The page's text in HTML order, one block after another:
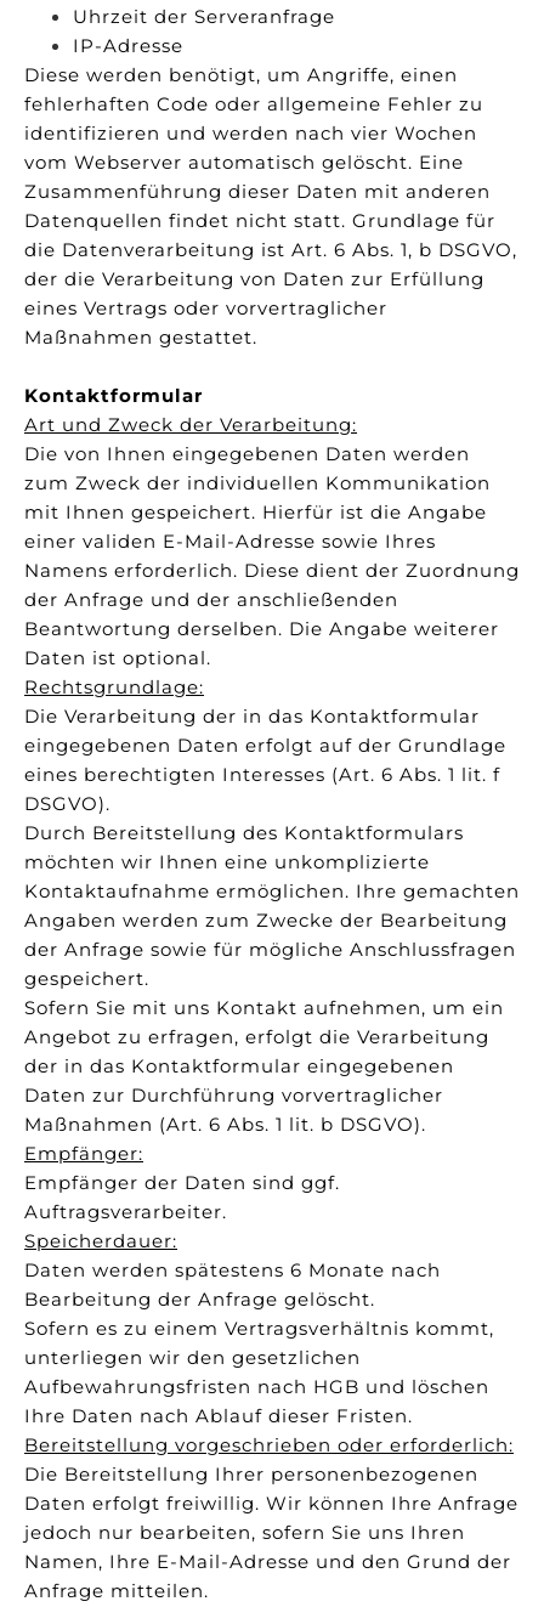
Uhrzeit der Serveranfrage
IP-Adresse
Diese werden benötigt, um Angriffe, einen
fehlerhaften Code oder allgemeine Fehler zu
identifizieren und werden nach vier Wochen
vom Webserver automatisch gelöscht. Eine
Zusammenführung dieser Daten mit anderen
Datenquellen findet nicht statt. Grundlage für
die Datenverarbeitung ist Art. 6 Abs. 1, b DSGVO,
der die Verarbeitung von Daten zur Erfüllung
eines Vertrags oder vorvertraglicher
Maßnahmen gestattet.
Kontaktformular
Art und Zweck der Verarbeitung:
Die von Ihnen eingegebenen Daten werden
zum Zweck der individuellen Kommunikation
mit Ihnen gespeichert. Hierfür ist die Angabe
einer validen E-Mail-Adresse sowie Ihres
Namens erforderlich. Diese dient der Zuordnung
der Anfrage und der anschließenden
Beantwortung derselben. Die Angabe weiterer
Daten ist optional.
Rechtsgrundlage:
Die Verarbeitung der in das Kontaktformular
eingegebenen Daten erfolgt auf der Grundlage
eines berechtigten Interesses (Art. 6 Abs. 1 lit. f
DSGVO).
Durch Bereitstellung des Kontaktformulars
möchten wir Ihnen eine unkomplizierte
Kontaktaufnahme ermöglichen. Ihre gemachten
Angaben werden zum Zwecke der Bearbeitung
der Anfrage sowie für mögliche Anschlussfragen
gespeichert.
Sofern Sie mit uns Kontakt aufnehmen, um ein
Angebot zu erfragen, erfolgt die Verarbeitung
der in das Kontaktformular eingegebenen
Daten zur Durchführung vorvertraglicher
Maßnahmen (Art. 6 Abs. 1 lit. b DSGVO).
Empfänger:
Empfänger der Daten sind ggf.
Auftragsverarbeiter.
Speicherdauer:
Daten werden spätestens 6 Monate nach
Bearbeitung der Anfrage gelöscht.
Sofern es zu einem Vertragsverhältnis kommt,
unterliegen wir den gesetzlichen
Aufbewahrungsfristen nach HGB und löschen
Ihre Daten nach Ablauf dieser Fristen.
Bereitstellung vorgeschrieben oder erforderlich:
Die Bereitstellung Ihrer personenbezogenen
Daten erfolgt freiwillig. Wir können Ihre Anfrage
jedoch nur bearbeiten, sofern Sie uns Ihren
Namen, Ihre E-Mail-Adresse und den Grund der
Anfrage mitteilen.